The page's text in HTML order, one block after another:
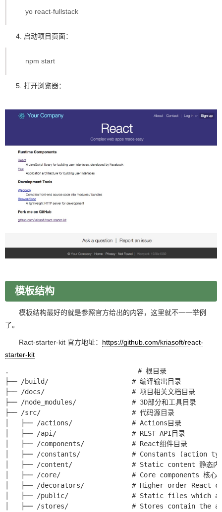
yo react-fullstack
4. 启动项目页面：
npm start
5. 打开浏览器：
模板结构
模板结构最好的就是参照官方给出的内容，这里就不一一举例
了。
Ract-starter-kit 官方地址： https://github.com/kriasoft/react-
starter-kit
.　　　　　　　　　　　　　　　　　　 # 根目录
├── /build/                     # 编译输出目录
├── /docs/                      # 项目相关文档目录
├── /node_modules/              # 3D部分和工具目录
├── /src/                       # 代码源目录
│   ├── /actions/               # Actions目录
│   ├── /api/                   # REST API目录
│   ├── /components/            # React组件目录
│   ├── /constants/             # Constants (action
│   ├── /content/               # Static content 静态内容
│   ├── /core/                  # Core components 核心
│   ├── /decorators/            # Higher-order React
│   ├── /public/                # Static files which are
│   ├── /stores/                # Stores contain the